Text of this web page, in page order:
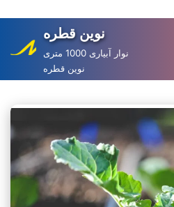
to
content
نوین قطره
نوار آبیاری 1000 متری
نوین قطره